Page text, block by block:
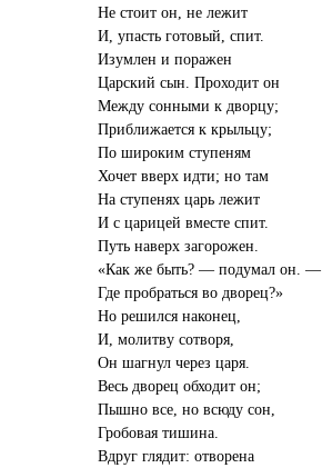
Не стоит он, не лежит
И, упасть готовый, спит.
Изумлен и поражен
Царский сын. Проходит он
Между сонными к дворцу;
Приближается к крыльцу;
По широким ступеням
Хочет вверх идти; но там
На ступенях царь лежит
И с царицей вместе спит.
Путь наверх загорожен.
«Как же быть? — подумал он. —
Где пробраться во дворец?»
Но решился наконец,
И, молитву сотворя,
Он шагнул через царя.
Весь дворец обходит он;
Пышно все, но всюду сон,
Гробовая тишина.
Вдруг глядит: отворена